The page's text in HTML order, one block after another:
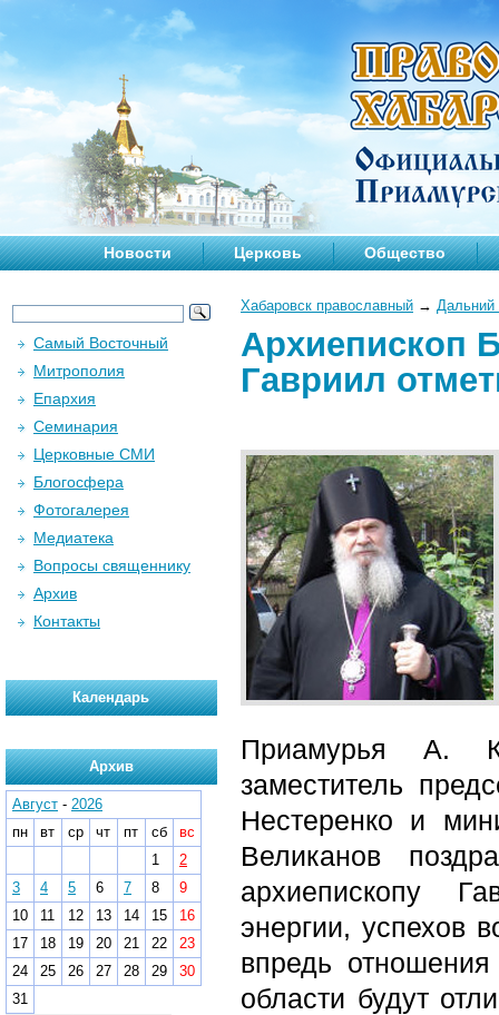
Новости Церковь Общество
Хабаровск православный → Дальний
Архиепископ
Гавриил
Приамурья А.
заместитель
Нестеренко и
Великанов
архиепископу
энергии, успехов
впредь
области будут
Самый Восточный
Митрополия
Епархия
Семинария
Церковные СМИ
Блогосфера
Фотогалерея
Медиатека
Вопросы священнику
Архив
Контакты
Календарь
Архив
Август - 2026
пн
вт ср чт пт сб
вс
1
2
3
4 5 6 7 8
9
10
11 12 13 14 15
16
17
18 19 20 21 22
23
24
25 26 27 28 29
30
31